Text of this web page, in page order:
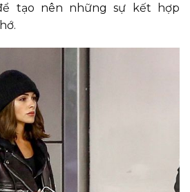
tạo nên những sự kết hợp